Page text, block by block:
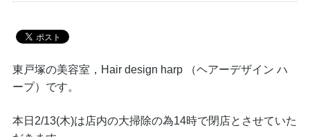
東戸塚の美容室，Hair design harp （ヘアーデザイン ハ
ープ）です。
本日2/13(木)は店内の大掃除の為14時で閉店とさせていた